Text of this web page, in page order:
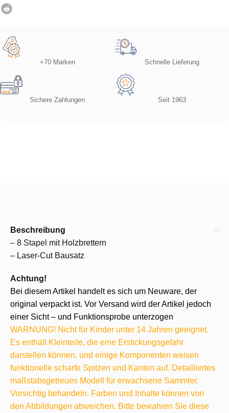
+70 Marken Schnelle Lieferung
Sichere Zahlungen Seit 1963
Beschreibung
– 8 Stapel mit Holzbrettern
– Laser-Cut Bausatz
Achtung!
Bei diesem Artikel handelt es sich um Neuware, der
original verpackt ist. Vor Versand wird der Artikel jedoch
einer Sicht – und Funktionsprobe unterzogen
WARNUNG! Nicht für Kinder unter 14 Jahren geeignet.
Es enthält Kleinteile, die eine Erstickungsgefahr
darstellen können, und einige Komponenten weisen
funktionelle scharfe Spitzen und Kanten auf. Detailliertes
maßstabsgetreues Modell für erwachsene Sammler.
Vorsichtig behandeln. Farben und Inhalte können von
den Abbildungen abweichen. Bitte bewahren Sie diese